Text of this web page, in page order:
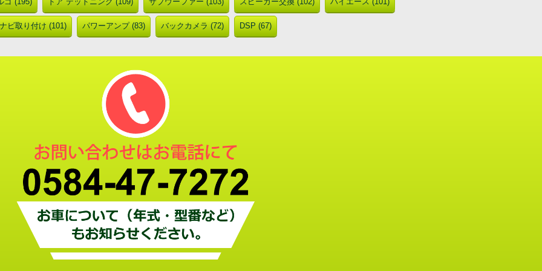
ナビ取り付け (101) パワーアンプ (83) バックカメラ (72) DSP (67)